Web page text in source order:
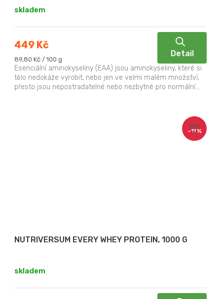
skladem
449 Kč
Měrná
cena:
89,80 Kč / 100 g
Detail
Esenciální aminokyseliny (EAA) jsou aminokyseliny, které si
tělo nedokáže vyrobit, nebo jen ve velmi malém množství,
přesto jsou nepostradatelné nebo nezbytné pro normální...
680
Kč
–11 %
NUTRIVERSUM EVERY WHEY PROTEIN, 1000 G
skladem